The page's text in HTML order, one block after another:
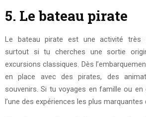
5. Le bateau pirate
Le bateau pirate est une activité très
surtout si tu cherches une sortie
excursions classiques. Dès
en place avec des pirates, des
souvenirs. Si tu voyages en famille ou en
l’une des expériences les plus marquantes